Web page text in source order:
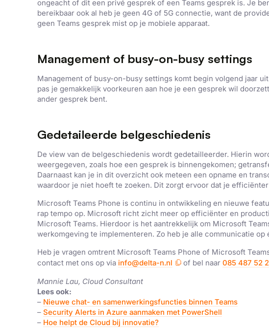
ongeacht of dit een privé gesprek of een Teams gesprek is. Je
bereikbaar ook al heb je geen 4G of 5G connectie, want de
geen Teams gesprek mist op je mobiele apparaat.
Management of busy-on-busy settings
Management of busy-on-busy settings komt begin volgend jaar u
pas je gemakkelijk voorkeuren aan hoe je een gesprek wil
ander gesprek bent.
Gedetaileerde belgeschiedenis
De view van de belgeschiedenis wordt gedetailleerder. Hierin
weergegeven, zoals hoe een gesprek is binnengekomen; ge
Daarnaast kan je in dit overzicht ook meteen een opname en
waardoor je niet hoeft te zoeken. Dit zorgt ervoor dat je efficiënter
Microsoft Teams Phone is continu in ontwikkeling en nieuwe
rap tempo op. Microsoft richt zicht meer op efficiënter en
Microsoft Teams. Hierdoor is het aantrekkelijk om Microsoft
werkomgeving te implementeren. Zo heb je alle communicatie op
Heb je vragen omtrent Microsoft Teams Phone of Microsoft
contact met ons op via info@delta-n.nl of bel naar 085 487 52
Mannie Lau, Cloud Consultant
Lees ook:
– Nieuwe chat- en samenwerkingsfuncties binnen Teams
– Security Alerts in Azure aanmaken met PowerShell
– Hoe helpt de Cloud bij innovatie?